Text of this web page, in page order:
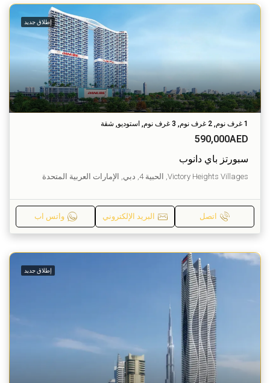
إطلاق جديد
1 غرف نوم, 2 غرف نوم, 3 غرف نوم, استوديو, شقة
590,000AED
سبورتز باي دانوب
Victory Heights Villages, الحبية 4, دبي, الإمارات العربية المتحدة
اتصل البريد الإلكتروني واتس اب
إطلاق جديد